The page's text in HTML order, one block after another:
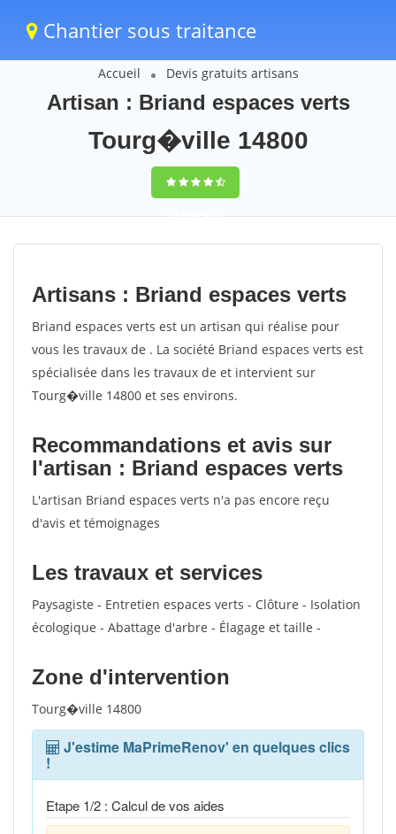
Chantier sous traitance
Accueil Devis gratuits artisans
Artisan : Briand espaces verts
Tourg�ville 14800
9,5(100%)81
votes
Artisans : Briand espaces verts
Briand espaces verts est un artisan qui réalise pour
vous les travaux de . La société Briand espaces verts est
spécialisée dans les travaux de et intervient sur
Tourg�ville 14800 et ses environs.
Recommandations et avis sur
l'artisan : Briand espaces verts
L'artisan Briand espaces verts n'a pas encore reçu
d'avis et témoignages
Les travaux et services
Paysagiste - Entretien espaces verts - Clôture - Isolation
écologique - Abattage d'arbre - Élagage et taille -
Zone d'intervention
Tourg�ville 14800